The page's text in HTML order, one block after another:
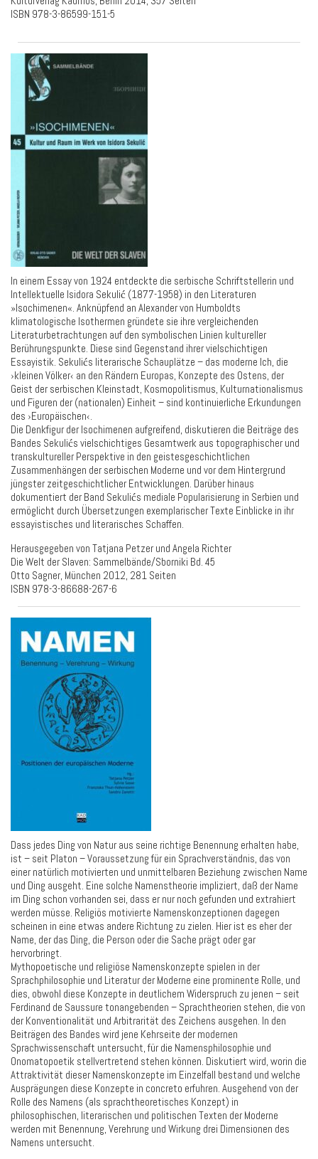
ISBN 978-3-86599-151-5
In einem Essay von 1924 entdeckte die serbische Schriftstellerin und
Intellektuelle Isidora Sekulić (1877-1958) in den Literaturen
»Isochimenen«. Anknüpfend an Alexander von Humboldts
klimatologische Isothermen gründete sie ihre vergleichenden
Literaturbetrachtungen auf den symbolischen Linien kultureller
Berührungspunkte. Diese sind Gegenstand ihrer vielschichtigen
Essayistik. Sekulićs literarische Schauplätze – das moderne Ich, die
›kleinen Völker‹ an den Rändern Europas, Konzepte des Ostens, der
Geist der serbischen Kleinstadt, Kosmopolitismus, Kulturnationalismus
und Figuren der (nationalen) Einheit – sind kontinuierliche Erkundungen
des ›Europäischen‹.
Die Denkfigur der Isochimenen aufgreifend, diskutieren die Beiträge des
Bandes Sekulićs vielschichtiges Gesamtwerk aus topographischer und
transkultureller Perspektive in den geistesgeschichtlichen
Zusammenhängen der serbischen Moderne und vor dem Hintergrund
jüngster zeitgeschichtlicher Entwicklungen. Darüber hinaus
dokumentiert der Band Sekulićs mediale Popularisierung in Serbien und
ermöglicht durch Übersetzungen exemplarischer Texte Einblicke in ihr
essayistisches und literarisches Schaffen.
Herausgegeben von Tatjana Petzer und Angela Richter
Die Welt der Slaven: Sammelbände/Sborniki Bd. 45
Otto Sagner, München 2012, 281 Seiten
ISBN 978-3-86688-267-6
Dass jedes Ding von Natur aus seine richtige Benennung erhalten habe,
ist – seit Platon – Voraussetzung für ein Sprachverständnis, das von
einer natürlich motivierten und unmittelbaren Beziehung zwischen Name
und Ding ausgeht. Eine solche Namenstheorie impliziert, daß der Name
im Ding schon vorhanden sei, dass er nur noch gefunden und extrahiert
werden müsse. Religiös motivierte Namenskonzeptionen dagegen
scheinen in eine etwas andere Richtung zu zielen. Hier ist es eher der
Name, der das Ding, die Person oder die Sache prägt oder gar
hervorbringt.
Mythopoetische und religiöse Namenskonzepte spielen in der
Sprachphilosophie und Literatur der Moderne eine prominente Rolle, und
dies, obwohl diese Konzepte in deutlichem Widerspruch zu jenen – seit
Ferdinand de Saussure tonangebenden – Sprachtheorien stehen, die von
der Konventionalität und Arbitrarität des Zeichens ausgehen. In den
Beiträgen des Bandes wird jene Kehrseite der modernen
Sprachwissenschaft untersucht, für die Namensphilosophie und
Onomatopoetik stellvertretend stehen können. Diskutiert wird, worin die
Attraktivität dieser Namenskonzepte im Einzelfall bestand und welche
Ausprägungen diese Konzepte in concreto erfuhren. Ausgehend von der
Rolle des Namens (als sprachtheoretisches Konzept) in
philosophischen, literarischen und politischen Texten der Moderne
werden mit Benennung, Verehrung und Wirkung drei Dimensionen des
Namens untersucht.